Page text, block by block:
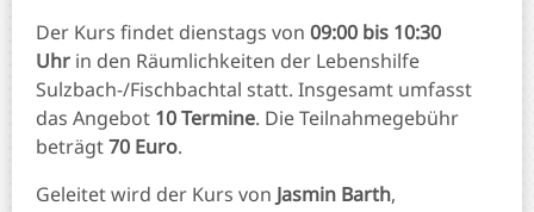
Der Kurs findet dienstags von 09:00 bis 10:30
Uhr in den Räumlichkeiten der Lebenshilfe
Sulzbach-/Fischbachtal statt. Insgesamt umfasst
das Angebot 10 Termine. Die Teilnahmegebühr
beträgt70 Euro.
Geleitet wird der Kurs von Jasmin Barth,